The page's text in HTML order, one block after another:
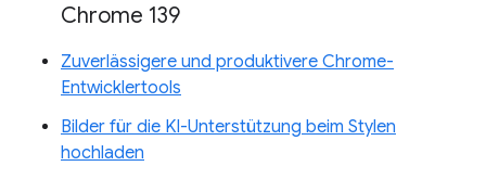
Chrome 139
Zuverlässigere und produktivere Chrome-
Entwicklertools
Bilder für die KI-Unterstützung beim Stylen
hochladen